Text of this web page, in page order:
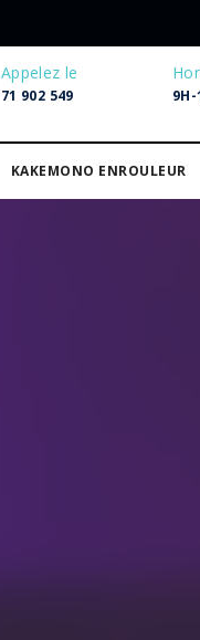
Appelez le
71 902 549 9H-
KAKEMONO ENROULEUR